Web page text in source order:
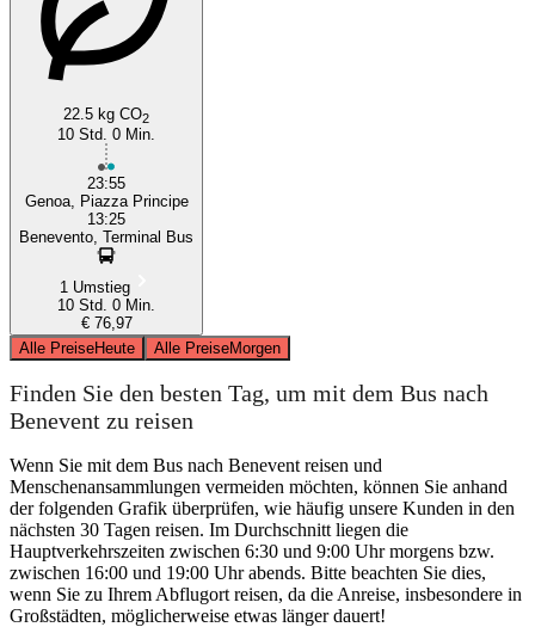
22.5 kg CO2
10 Std. 0 Min.
23:55
Genoa, Piazza Principe
13:25
Benevento, Terminal Bus
1 Umstieg
10 Std. 0 Min.
€ 76,97
Alle PreiseHeute Alle PreiseMorgen
Finden Sie den besten Tag, um mit dem Bus nach
Benevent zu reisen
Wenn Sie mit dem Bus nach Benevent reisen und
Menschenansammlungen vermeiden möchten, können Sie anhand
der folgenden Grafik überprüfen, wie häufig unsere Kunden in den
nächsten 30 Tagen reisen. Im Durchschnitt liegen die
Hauptverkehrszeiten zwischen 6:30 und 9:00 Uhr morgens bzw.
zwischen 16:00 und 19:00 Uhr abends. Bitte beachten Sie dies,
wenn Sie zu Ihrem Abflugort reisen, da die Anreise, insbesondere in
Großstädten, möglicherweise etwas länger dauert!